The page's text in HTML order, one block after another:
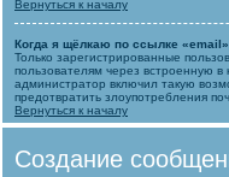
Вернуться к началу
Когда я щёлкаю по ссылке
Только зарегистрированные
пользователям через встроенную
администратор включил такую
предотвратить злоупотребления
Вернуться к началу
Создание